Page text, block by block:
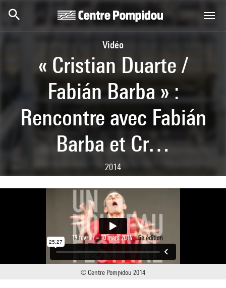
Vidéo
« Cristian Duarte /
Fabián Barba » :
Rencontre avec Fabián
Barba et Cr…
2014
© Centre Pompidou 2014